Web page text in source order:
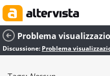
Problema
Discussione: Problema